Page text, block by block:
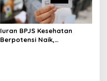
Iuran BPJS Kesehatan
Berpotensi Naik,